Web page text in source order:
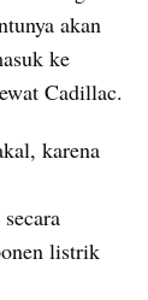
akan
ke
Cadillac.
karena
listrik